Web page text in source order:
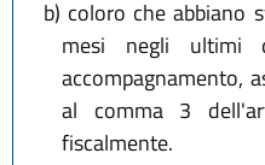
b) coloro che abbiano
mesi negli ultimi
accompagnamento,
al comma 3
fiscalmente.